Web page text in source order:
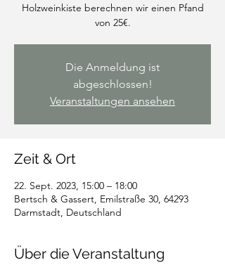
Holzweinkiste berechnen wir einen Pfand
von 25€.
Die Anmeldung ist
abgeschlossen!
Veranstaltungen ansehen
Zeit & Ort
22. Sept. 2023, 15:00 – 18:00
Bertsch & Gassert, Emilstraße 30, 64293
Darmstadt, Deutschland
Über die Veranstaltung